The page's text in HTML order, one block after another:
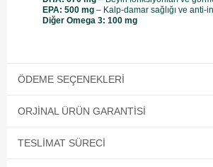
EPA: 500 mg – Kalp-damar sağlığı ve anti-
Diğer Omega 3: 100 mg
ÖDEME SEÇENEKLERI
ORJINAL ÜRÜN GARANTISI
TESLIMAT SÜRECI